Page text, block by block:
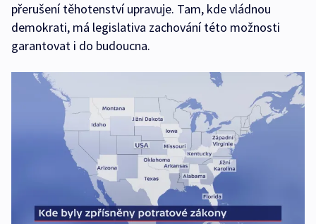
přerušení těhotenství upravuje. Tam, kde vládnou
demokrati, má legislativa zachování této možnosti
garantovat i do budoucna.